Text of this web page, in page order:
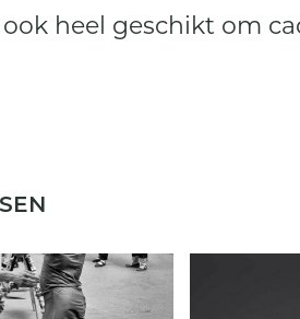
heel geschikt om